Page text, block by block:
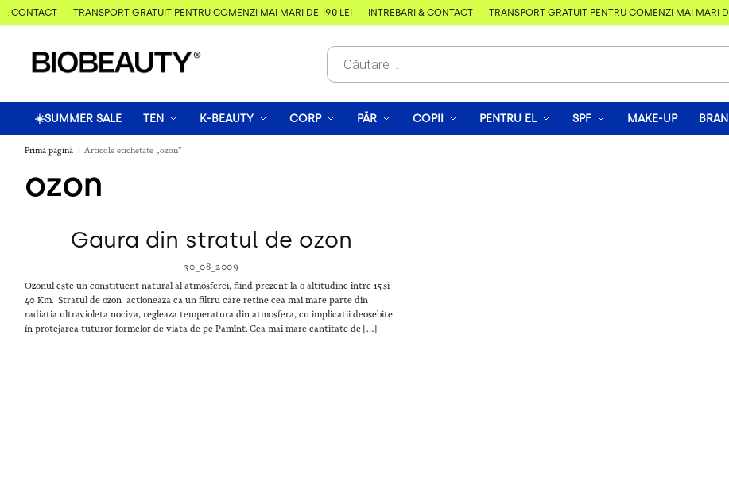
CONTACT TRANSPORT GRATUIT PENTRU COMENZI MAI MARI DE 190 LEI ÎNTREBĂRI & CONTACT TRANSPORT GRATUIT PENTRU COMENZI MAI MARI DE
☀️SUMMER SALE TEN K-BEAUTY CORP PĂR COPII PENTRU EL SPF MAKE-UP
Prima pagină / Articole etichetate „ozon”
ozon
Gaura din stratul de ozon
30_08_2009
Ozonul este un constituent natural al atmosferei, fiind prezent la o altitudine între 15 si
40 Km. Stratul de ozon actioneaza ca un filtru care retine cea mai mare parte din
radiatia ultravioleta nociva, regleaza temperatura din atmosfera, cu implicatii deosebite
în protejarea tuturor formelor de viata de pe Pamînt. Cea mai mare cantitate de […]